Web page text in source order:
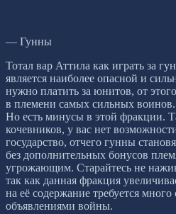
— Гунны
Тотал вар Аттила как играть за
является наиболее опасной и
нужно платить за юнитов, от
в племени самых сильных воинов.
Но есть минусы в этой фракции.
кочевников, у вас нет
государство, отчего гунны
без дополнительных бонусов
угрожающим. Старайтесь не
так как данная фракция
на её содержание требуется
объявлениями войны.